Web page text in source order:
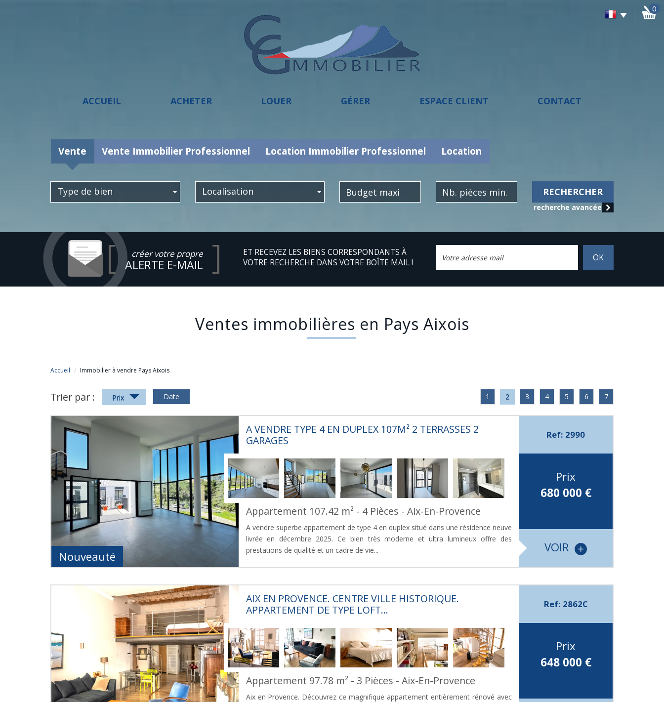
0
ACCUEIL ACHETER LOUER GÉRER ESPACE CLIENT CONTACT
Vente Vente Immobilier Professionnel Location Immobilier Professionnel Location
Type de bien Localisation RECHERCHER
recherche avancée
créer votre propre
ALERTE E-MAIL
ET RECEVEZ LES BIENS CORRESPONDANTS À
VOTRE RECHERCHE DANS VOTRE BOÎTE MAIL !
OK
Ventes immobilières en Pays Aixois
Accueil Immobilier à vendre Pays Aixois
Trier par : Prix Date 1 2 3 4 5 6 7
Nouveauté
A VENDRE TYPE 4 EN DUPLEX 107M² 2 TERRASSES 2
GARAGES
Appartement 107.42 m² - 4 Pièces - Aix-En-Provence
A vendre superbe appartement de type 4 en duplex situé dans une résidence neuve
livrée en décembre 2025. Ce bien très moderne et ultra lumineux offre des
prestations de qualité et un cadre de vie...
Ref: 2990
Prix
680 000 €
VOIR
AIX EN PROVENCE. CENTRE VILLE HISTORIQUE.
APPARTEMENT DE TYPE LOFT...
Appartement 97.78 m² - 3 Pièces - Aix-En-Provence
Aix en Provence. Découvrez ce magnifique appartement entièrement rénové avec
Ref: 2862C
Prix
648 000 €